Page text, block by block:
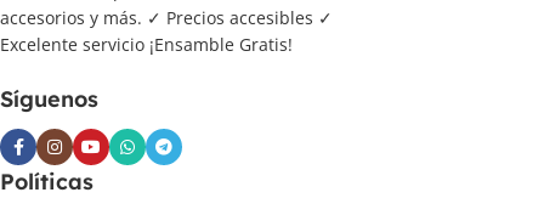
accesorios y más. ✓ Precios accesibles ✓
Excelente servicio ¡Ensamble Gratis!
Síguenos
Políticas